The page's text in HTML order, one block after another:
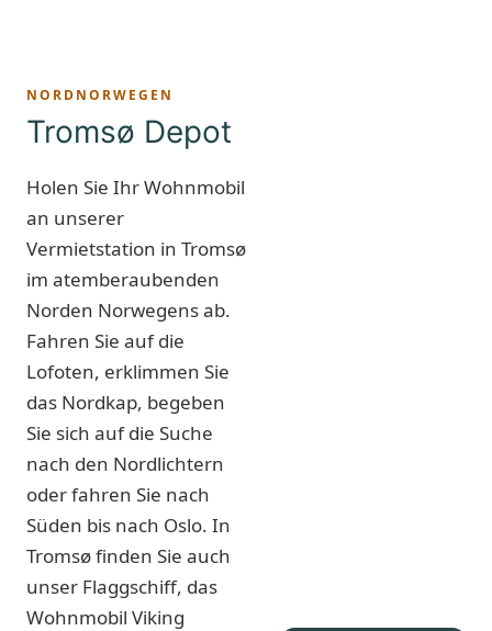
NORDNORWEGEN
Tromsø Depot
Holen Sie Ihr Wohnmobil
an unserer
Vermietstation in Tromsø
im atemberaubenden
Norden Norwegens ab.
Fahren Sie auf die
Lofoten, erklimmen Sie
das Nordkap, begeben
Sie sich auf die Suche
nach den Nordlichtern
oder fahren Sie nach
Süden bis nach Oslo. In
Tromsø finden Sie auch
unser Flaggschiff, das
Wohnmobil Viking